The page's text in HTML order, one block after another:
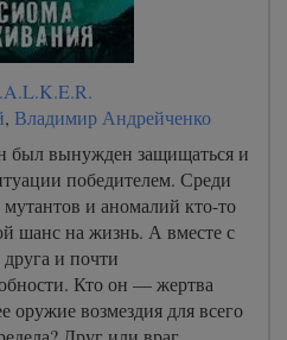
, Владимир Андрейченко
был вынужден защищаться и
победителем. Среди
и аномалий кто-то
шанс на жизнь. А вместе с
и почти
Кто он — жертва
оружие возмездия для всего